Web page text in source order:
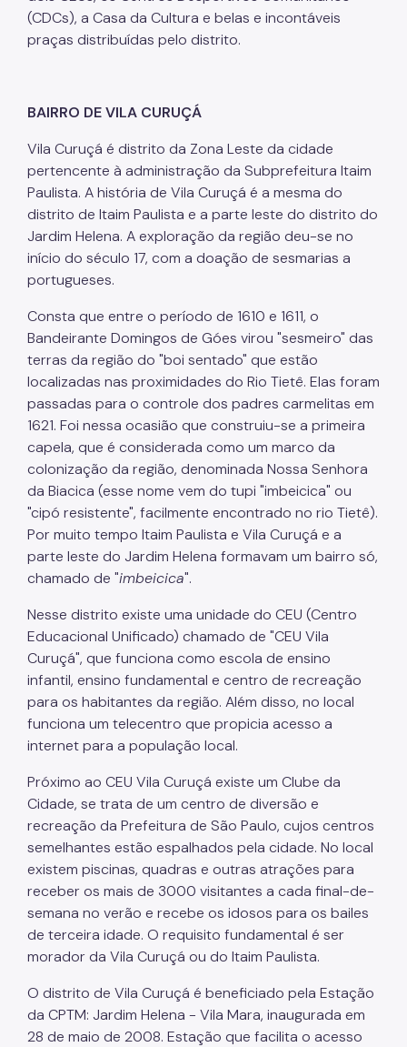
(CDCs), a Casa da Cultura e belas e incontáveis
praças distribuídas pelo distrito.
BAIRRO DE VILA CURUÇÁ
Vila Curuçá é distrito da Zona Leste da cidade
pertencente à administração da Subprefeitura Itaim
Paulista. A história de Vila Curuçá é a mesma do
distrito de Itaim Paulista e a parte leste do distrito do
Jardim Helena. A exploração da região deu-se no
início do século 17, com a doação de sesmarias a
portugueses.
Consta que entre o período de 1610 e 1611, o
Bandeirante Domingos de Góes virou "sesmeiro" das
terras da região do "boi sentado" que estão
localizadas nas proximidades do Rio Tietê. Elas foram
passadas para o controle dos padres carmelitas em
1621. Foi nessa ocasião que construiu-se a primeira
capela, que é considerada como um marco da
colonização da região, denominada Nossa Senhora
da Biacica (esse nome vem do tupi "imbeicica" ou
"cipó resistente", facilmente encontrado no rio Tietê).
Por muito tempo Itaim Paulista e Vila Curuçá e a
parte leste do Jardim Helena formavam um bairro só,
chamado de "imbeicica".
Nesse distrito existe uma unidade do CEU (Centro
Educacional Unificado) chamado de "CEU Vila
Curuçá", que funciona como escola de ensino
infantil, ensino fundamental e centro de recreação
para os habitantes da região. Além disso, no local
funciona um telecentro que propicia acesso a
internet para a população local.
Próximo ao CEU Vila Curuçá existe um Clube da
Cidade, se trata de um centro de diversão e
recreação da Prefeitura de São Paulo, cujos centros
semelhantes estão espalhados pela cidade. No local
existem piscinas, quadras e outras atrações para
receber os mais de 3000 visitantes a cada final-de-
semana no verão e recebe os idosos para os bailes
de terceira idade. O requisito fundamental é ser
morador da Vila Curuçá ou do Itaim Paulista.
O distrito de Vila Curuçá é beneficiado pela Estação
da CPTM: Jardim Helena - Vila Mara, inaugurada em
28 de maio de 2008. Estação que facilita o acesso